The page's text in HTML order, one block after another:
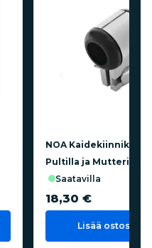
NOA Kaidekiinnike
Pultilla ja Mutterilla
saatavilla
18,30 €
Lisää